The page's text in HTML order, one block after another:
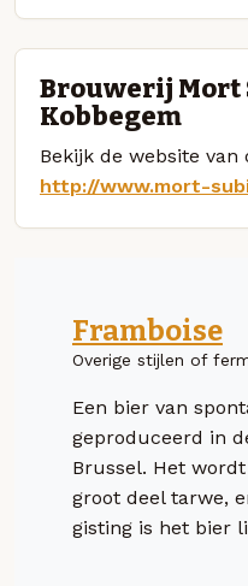
Brouwerij Mort
Kobbegem
Bekijk de website van
http://www.mort-
Framboise
Overige stijlen of
Een bier van
geproduceerd in
Brussel. Het
groot deel tarwe,
gisting is het bier